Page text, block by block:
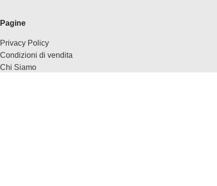
Pagine
Privacy Policy
Condizioni di vendita
Chi Siamo